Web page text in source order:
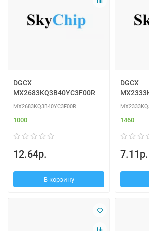
DGCX
MX2683KQ3B40YC3F00R
MX2683KQ3B40YC3F00R
1000
12.64р.
В корзину
DGCX
1460
7.11р.